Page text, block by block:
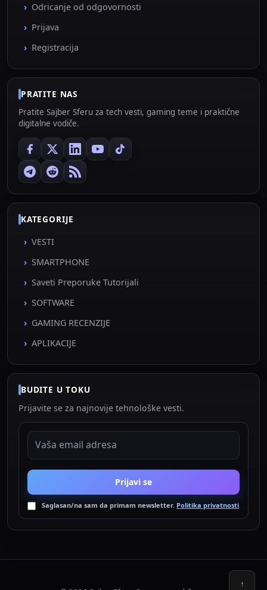
Odricanje od odgovornosti
Prijava
Registracija
PRATITE NAS
Pratite Sajber Sferu za tech vesti, gaming teme i praktične
digitalne vodiče.
KATEGORIJE
VESTI
SMARTPHONE
Saveti Preporuke Tutorijali
SOFTWARE
GAMING RECENZIJE
APLIKACIJE
BUDITE U TOKU
Prijavite se za najnovije tehnološke vesti.
EMAIL ADRESA
Prijavi se
Saglasan/na sam da primam newsletter. Politika privatnosti
↑